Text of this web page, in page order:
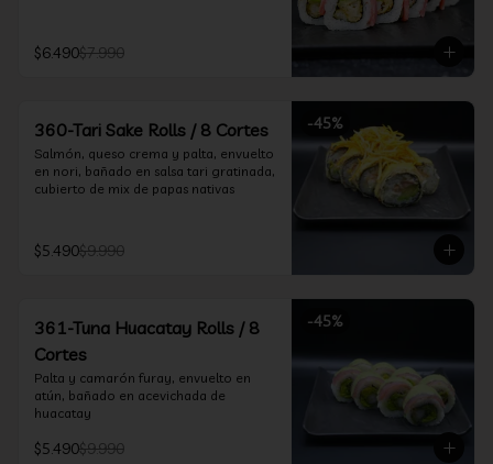
$6.490$7.990
-45%
360-Tari Sake Rolls / 8 Cortes
Salmón, queso crema y palta, envuelto
en nori, bañado en salsa tari gratinada,
cubierto de mix de papas nativas
$5.490$9.990
-45%
361-Tuna Huacatay Rolls / 8
Cortes
Palta y camarón furay, envuelto en
atún, bañado en acevichada de
huacatay
$5.490$9.990